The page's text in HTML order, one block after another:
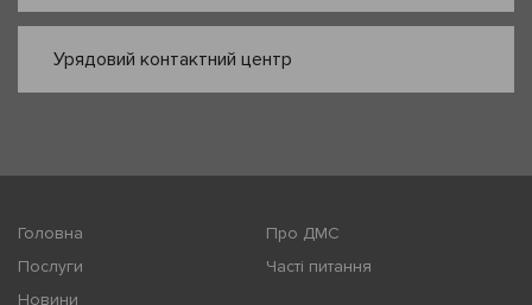
Урядовий контактний центр
Головна
Про ДМС
Послуги
Часті питання
Новини